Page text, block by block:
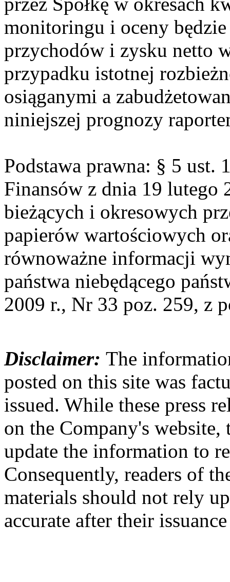
monitoringu i oceny
przychodów i zysku netto
przypadku istotnej
osiąganymi a
niniejszej prognozy
Podstawa prawna: § 5 ust.
Finansów z dnia 19 lutego
bieżących i okresowych
papierów wartościowych
równoważne informacji
państwa niebędącego
2009 r., Nr 33 poz. 259, z
Disclaimer: The
posted on this site was
issued. While these press
on the Company's website,
update the information to
Consequently, readers of
materials should not rely
accurate after their